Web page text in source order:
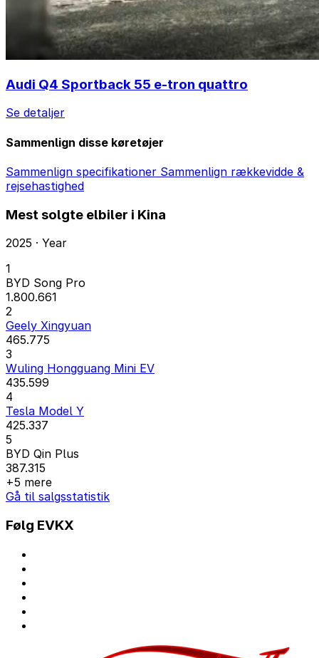
Audi Q4 Sportback 55 e-tron quattro
Se detaljer
Sammenlign disse køretøjer
Sammenlign specifikationer Sammenlign rækkevidde &
rejsehastighed
Mest solgte elbiler i Kina
2025 · Year
1
BYD Song Pro
1.800.661
2
Geely Xingyuan
465.775
3
Wuling Hongguang Mini EV
435.599
4
Tesla Model Y
425.337
5
BYD Qin Plus
387.315
+5 mere
Gå til salgsstatistik
Følg EVKX